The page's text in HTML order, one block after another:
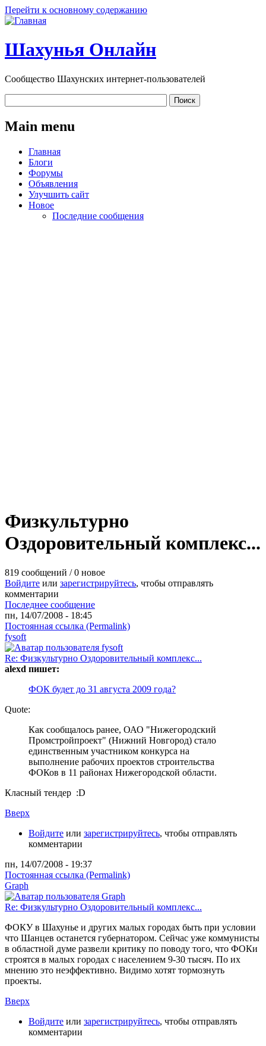
Перейти к основному содержанию
Шахунья Онлайн
Сообщество Шахунских интернет-пользователей
Main menu
Главная
Блоги
Форумы
Объявления
Улучшить сайт
Новое
Последние сообщения
Физкультурно
Оздоровительный комплекс...
819 сообщений / 0 новое
Войдите или зарегистрируйтесь, чтобы отправлять
комментарии
Последнее сообщение
пн, 14/07/2008 - 18:45
Постоянная ссылка (Permalink)
fysoft
Re: Физкультурно Оздоровительный комплекс...
alexd пишет:
ФОК будет до 31 августа 2009 года?
Quote:
Как сообщалось ранее, ОАО "Нижегородский
Промстройпроект" (Нижний Новгород) стало
единственным участником конкурса на
выполнение рабочих проектов строительства
ФОКов в 11 районах Нижегородской области.
Класный тендер :D
Вверх
Войдите или зарегистрируйтесь, чтобы отправлять
комментарии
пн, 14/07/2008 - 19:37
Постоянная ссылка (Permalink)
Graph
Re: Физкультурно Оздоровительный комплекс...
ФОКУ в Шахунье и других малых городах быть при условии
что Шанцев останется губернатором. Сейчас уже коммунисты
в областной думе развели критику по поводу того, что ФОКи
строятся в малых городах с населением 9-30 тысяч. По их
мнению это неэффективно. Видимо хотят тормознуть
проекты.
Вверх
Войдите или зарегистрируйтесь, чтобы отправлять
комментарии